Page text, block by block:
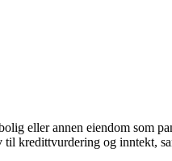
eller annen eiendom som
kredittvurdering og inntekt,